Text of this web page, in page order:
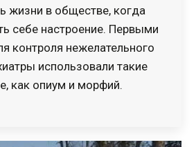
жизни в обществе, когда
себе настроение. Первыми
контроля нежелательного
использовали такие
как опиум и морфий.